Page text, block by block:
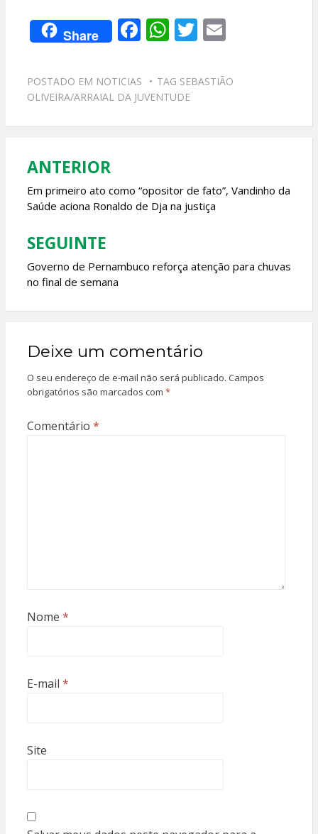
Share F
e
b
o
W
at
s
A
T
itt
E
ai
POSTADO EM NOTICIAS TAG SEBASTIÃO
OLIVEIRA/ARRAIAL DA JUVENTUDE
Navegação
de
Post
ANTERIOR
Em primeiro ato como “opositor de fato”, Vandinho da
Saúde aciona Ronaldo de Dja na justiça
SEGUINTE
Governo de Pernambuco reforça atenção para chuvas
no final de semana
Deixe um comentário
O seu endereço de e-mail não será publicado. Campos
obrigatórios são marcados com *
Comentário *
Nome *
E-mail *
Site